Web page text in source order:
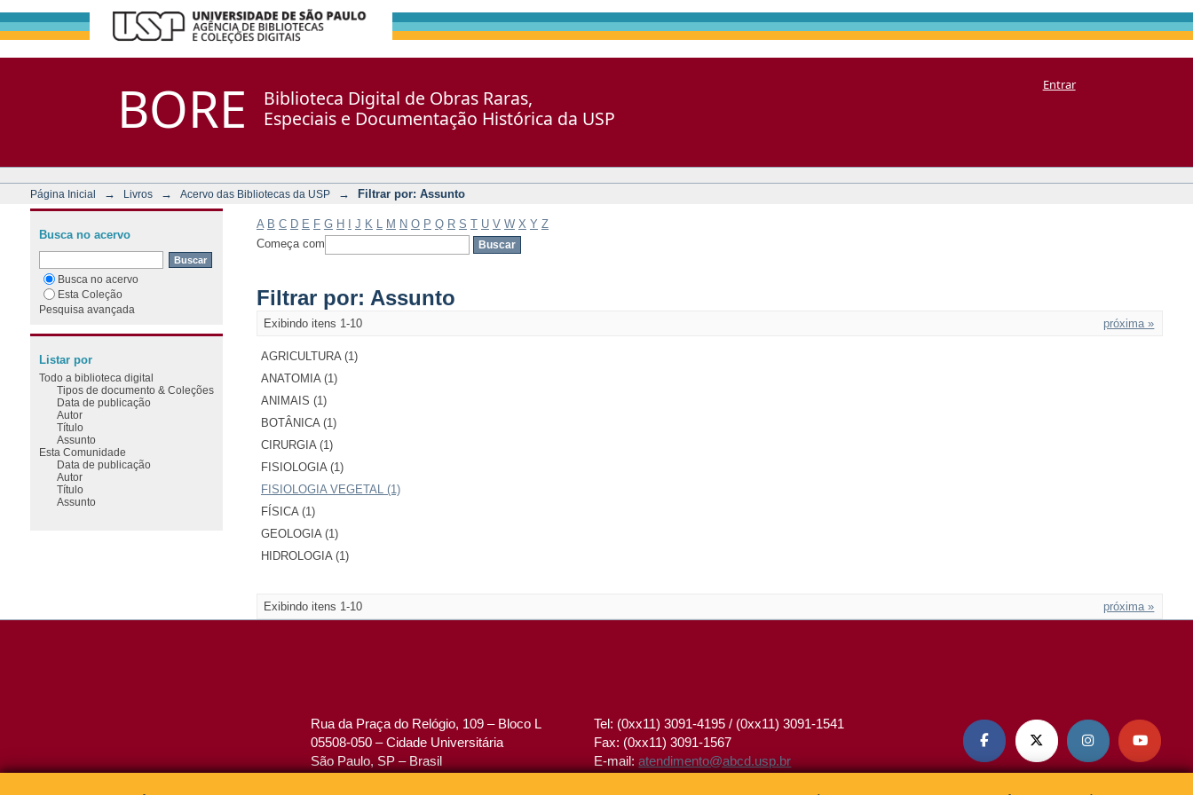
BORE
Biblioteca Digital de Obras Raras,
Especiais e Documentação Histórica da USP
Entrar
Página Inicial → Livros → Acervo das Bibliotecas da USP → Filtrar por: Assunto
A B C D E F G H J K M N O P Q R S T U V W X Y Z
Começa com
Filtrar por: Assunto
Exibindo itens 1-10 próxima »
AGRICULTURA (1)
ANATOMIA (1)
ANIMAIS (1)
BOTÂNICA (1)
CIRURGIA (1)
FISIOLOGIA (1)
FISIOLOGIA VEGETAL (1)
FÍSICA (1)
GEOLOGIA (1)
HIDROLOGIA (1)
Exibindo itens 1-10 próxima »
Busca no acervo
Busca no acervo
Esta Coleção
Pesquisa avançada
Listar por
Todo a biblioteca digital
Tipos de documento & Coleções
Data de publicação
Autor
Título
Assunto
Esta Comunidade
Data de publicação
Autor
Título
Assunto
Rua da Praça do Relógio, 109 – Bloco L
05508-050 – Cidade Universitária
São Paulo, SP – Brasil
Tel: (0xx11) 3091-4195 / (0xx11) 3091-1541
Fax: (0xx11) 3091-1567
E-mail:atendimento@abcd.usp.br
   